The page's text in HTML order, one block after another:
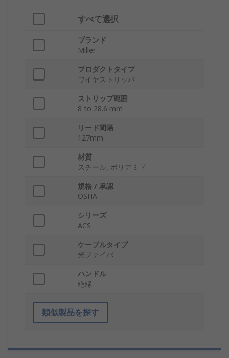
すべて選択
ブランド
Miller
プロダクトタイプ
ワイヤストリッパ
ストリップ範囲
8 to 28.6 mm
リード間隔
127mm
材質
スチール, ポリアミド
規格 / 承認
OSHA
シリーズ
ACS
ケーブルタイプ
光ファイバ
ハンドル
絶縁
類似製品を探す